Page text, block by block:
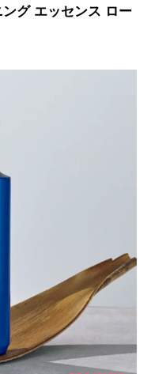
グ エッセンス ロー